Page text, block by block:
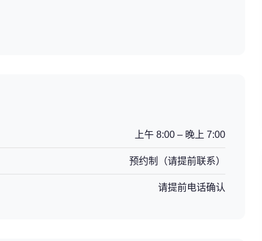
上午 8:00 – 晚上 7:00
预约制（请提前联系）
请提前电话确认